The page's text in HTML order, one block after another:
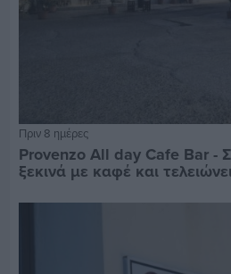
Πριν 8 ημέρες
Provenzo All day Cafe Bar -
ξεκινά με καφέ και